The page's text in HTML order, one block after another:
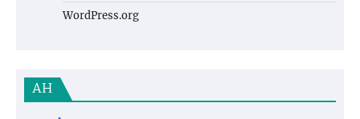
WordPress.org
AH